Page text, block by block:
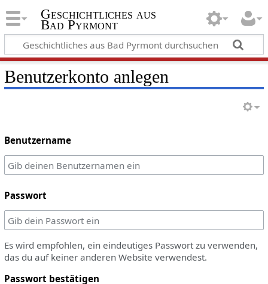
Geschichtliches aus
Bad Pyrmont
Benutzerkonto anlegen
Benutzername
Passwort
Es wird empfohlen, ein eindeutiges Passwort zu verwenden,
das du auf keiner anderen Website verwendest.
Passwort bestätigen